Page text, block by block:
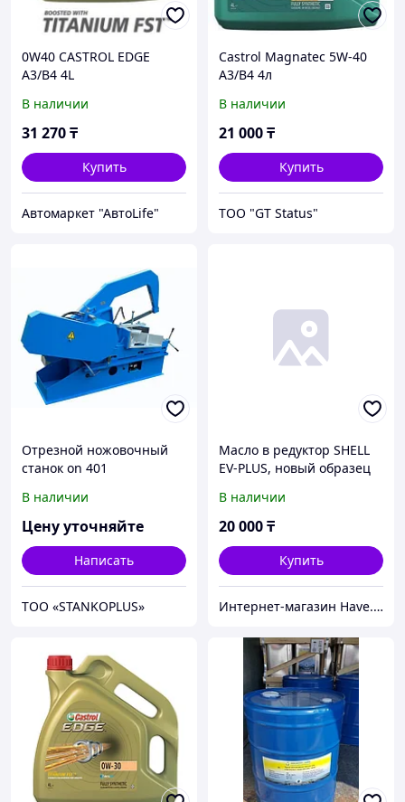
0W40 CASTROL EDGE
A3/B4 4L
В наличии
31 270₸
Купить
Автомаркет "АвтоLife"
Castrol Magnatec 5W-40
A3/B4 4л
В наличии
21 000₸
Купить
ТОО "GT Status"
Отрезной ножовочный
станок on 401
В наличии
Цену уточняйте
Написать
TOO «STANKOPLUS»
Масло в редуктор SHELL
EV-PLUS, новый образец
В наличии
20 000₸
Купить
Интернет-магазин Have.kz